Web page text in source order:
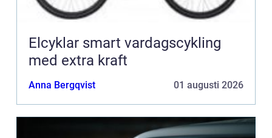
Elcyklar smart vardagscykling
med extra kraft
Anna Bergqvist 01 augusti 2026